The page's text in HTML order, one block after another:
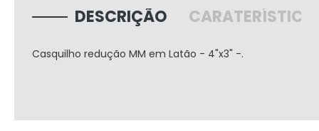
DESCRIÇÃO
Casquilho redução MM em Latão - 4"x3" -.